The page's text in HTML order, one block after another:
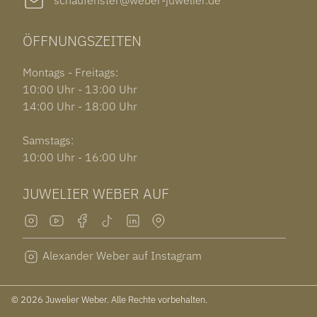
ÖFFNUNGSZEITEN
Montags - Freitags:
10:00 Uhr - 13:00 Uhr
14:00 Uhr - 18:00 Uhr
Samstags:
10:00 Uhr - 16:00 Uhr
JUWELIER WEBER AUF
Alexander Weber auf Instagram
© 2026 Juwelier Weber. Alle Rechte vorbehalten.